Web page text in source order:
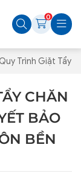
0
Trình Giặt Tẩy
CHĂN
BẢO
BỀN